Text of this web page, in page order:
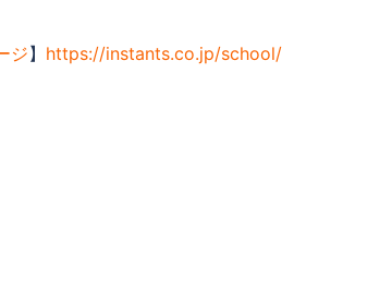
ジ】 https://instants.co.jp/school/